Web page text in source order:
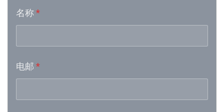
Week 21│2026-5-23
Week 18│2026-5-2
名称 *
电邮 *